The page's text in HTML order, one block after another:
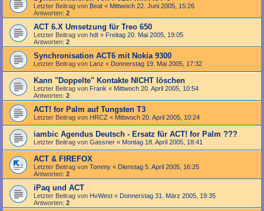
Letzter Beitrag von Beat « Mittwoch 22. Juni 2005, 15:26
Antworten: 2
ACT 6.X Umsetzung für Treo 650
Letzter Beitrag von hdt « Freitag 20. Mai 2005, 19:05
Antworten: 2
Synchronisation ACT6 mit Nokia 9300
Letzter Beitrag von Lanz « Donnerstag 19. Mai 2005, 17:32
Kann "Doppelte" Kontakte NICHT löschen
Letzter Beitrag von Frank « Mittwoch 20. April 2005, 10:54
Antworten: 2
ACT! for Palm auf Tungsten T3
Letzter Beitrag von HRCZ « Mittwoch 20. April 2005, 10:24
iambic Agendus Deutsch - Ersatz für ACT! for Palm ???
Letzter Beitrag von Gassner « Montag 18. April 2005, 18:41
ACT & FIREFOX
Letzter Beitrag von Tommy « Dienstag 5. April 2005, 16:25
Antworten: 2
iPaq und ACT
Letzter Beitrag von HvWest « Donnerstag 31. März 2005, 19:35
Antworten: 2